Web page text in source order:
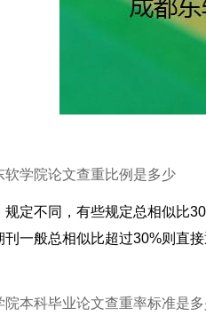
软学院论文查重比例是多少
规定不同，有些规定总相似比
刊一般总相似比超过30%则直
院本科毕业论文查重率标准是